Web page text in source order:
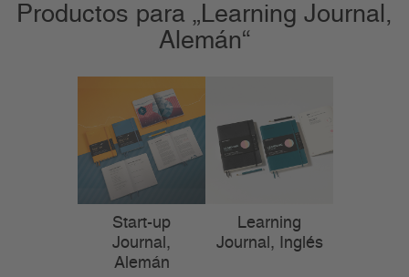
Productos para „Learning Journal,
Alemán“
Start-up
Journal,
Alemán
Learning
Journal, Inglés